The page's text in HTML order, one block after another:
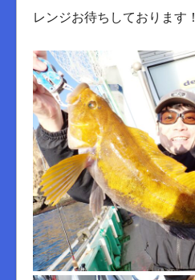
レンジお待ちしております！